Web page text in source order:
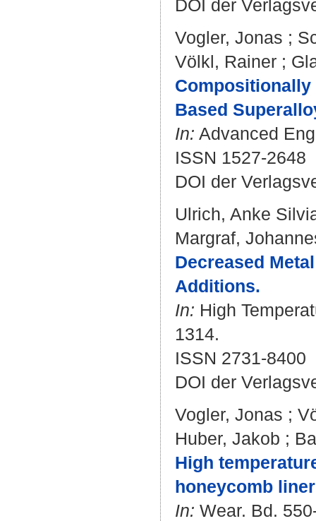
DOI der
Vogler, Jonas ;
Völkl, Rainer ;
Compositionally
Based
In: Advanced
ISSN 1527-2648
DOI der
Ulrich, Anke
Margraf,
Decreased
Additions.
In: High
1314.
ISSN 2731-8400
DOI der
Vogler, Jonas ;
Huber, Jakob ;
High
honeycomb
In: Wear. Bd.